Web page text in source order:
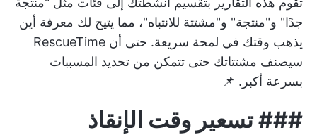
جدًا" و"منتجة" و"مشتتة للانتباه"، مما يتيح لك معرفة أين
يذهب وقتك في لمحة سريعة. حتى أن RescueTime
سيصنف مشتتاتك حتى تتمكن من تحديد المسببات
بسرعة أكبر. 📌
###تسعير وقت الإنقاذ